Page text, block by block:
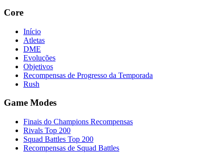
Core
Início
Atletas
DME
Evoluções
Objetivos
Recompensas de Progresso da Temporada
Rush
Game Modes
Finais do Champions Recompensas
Rivals Top 200
Squad Battles Top 200
Recompensas de Squad Battles